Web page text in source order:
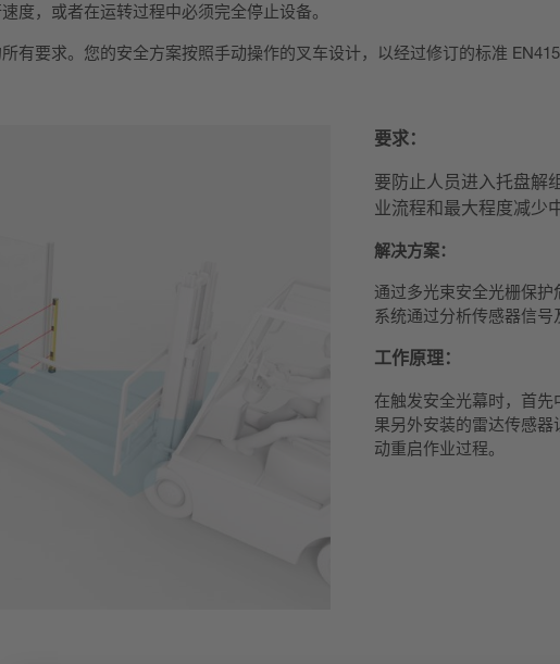
度，或者在运转过程中必须完全停止设备。
有要求。您的安全方案按照手动操作的叉车设计，以经过修订的标准
要求：
要防止人员进入托盘解
业流程和最大程度减少
解决方案：
通过多光束安全光栅保
系统通过分析传感器信号
工作原理：
在触发安全光幕时，首
果另外安装的雷达传感
动重启作业过程。